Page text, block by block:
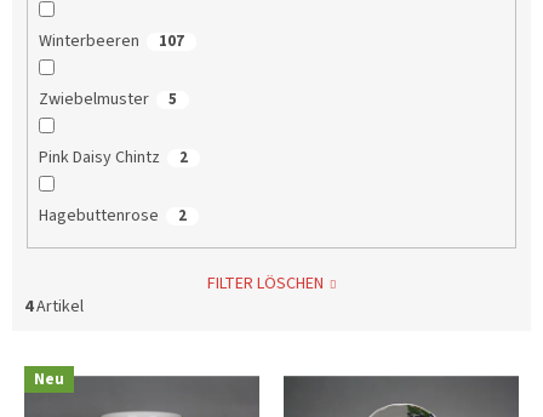
Winterbeeren 107
Zwiebelmuster 5
Pink Daisy Chintz 2
Hagebuttenrose 2
FILTER LÖSCHEN
4Artikel
Neu